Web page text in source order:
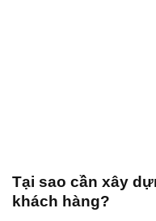
Tại sao cần xây
khách hàng?